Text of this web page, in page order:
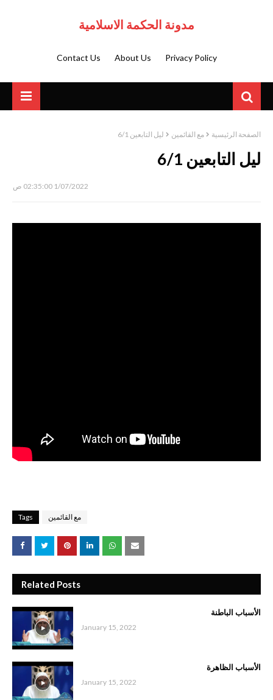
مدونة الحكمة الاسلامية
Privacy Policy
About Us
Contact Us
الصفحة الرئيسية مع القائمين ليل التابعين 6/1
ليل التابعين 6/1
1/07/2022 02:35:00 ص
Tags مع القائمين
Related Posts
الأسباب الباطنة
January 15, 2022
الأسباب الظاهرة
January 15, 2022